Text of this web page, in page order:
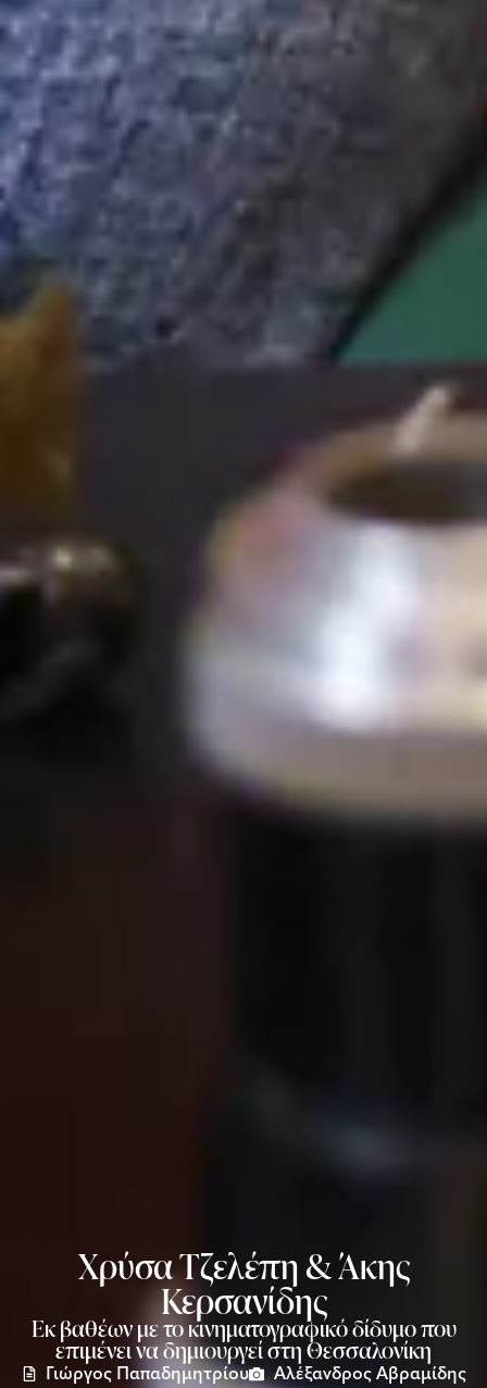
Χρύσα Τζελέπη & Άκης
Κερσανίδης
Εκ βαθέων με το κινηματογραφικό δίδυμο που
επιμένει να δημιουργεί στη Θεσσαλονίκη
Γιώργος Παπαδημητρίου
Αλέξανδρος Αβραμίδης